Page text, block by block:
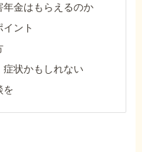
年金はもらえるのか
ント
症状かもしれない
を